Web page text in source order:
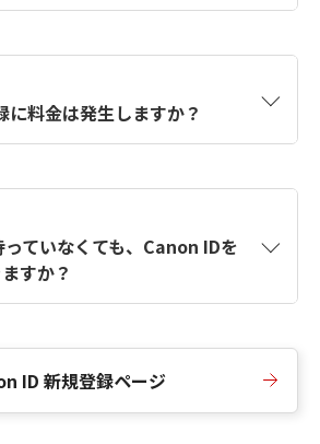
スから取得します。アカウントを
きるように、この情報を使用して
録フォームを入力します。
料金は発生しますか？
ていなくても、Canon IDを
すか？
ID 新規登録ページ